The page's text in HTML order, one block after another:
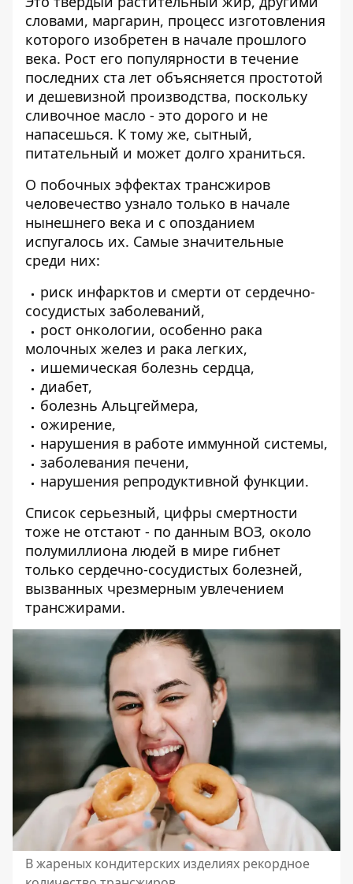
словами, маргарин, процесс изготовления
которого изобретен в начале прошлого
века. Рост его популярности в течение
последних ста лет объясняется простотой
и дешевизной производства, поскольку
сливочное масло - это дорого и не
напасешься. К тому же, сытный,
питательный и может долго храниться.
О побочных эффектах трансжиров
человечество узнало только в начале
нынешнего века и с опозданием
испугалось их. Самые значительные
среди них:
риск инфарктов и смерти от сердечно-
сосудистых заболеваний,
рост онкологии, особенно рака
молочных желез и рака легких,
ишемическая болезнь сердца,
диабет,
болезнь Альцгеймера,
ожирение,
нарушения в работе иммунной системы,
заболевания печени,
нарушения репродуктивной функции.
Список серьезный, цифры смертности
тоже не отстают - по данным ВОЗ, около
полумиллиона людей в мире гибнет
только сердечно-сосудистых болезней,
вызванных чрезмерным увлечением
трансжирами.
В жареных кондитерских изделиях рекордное